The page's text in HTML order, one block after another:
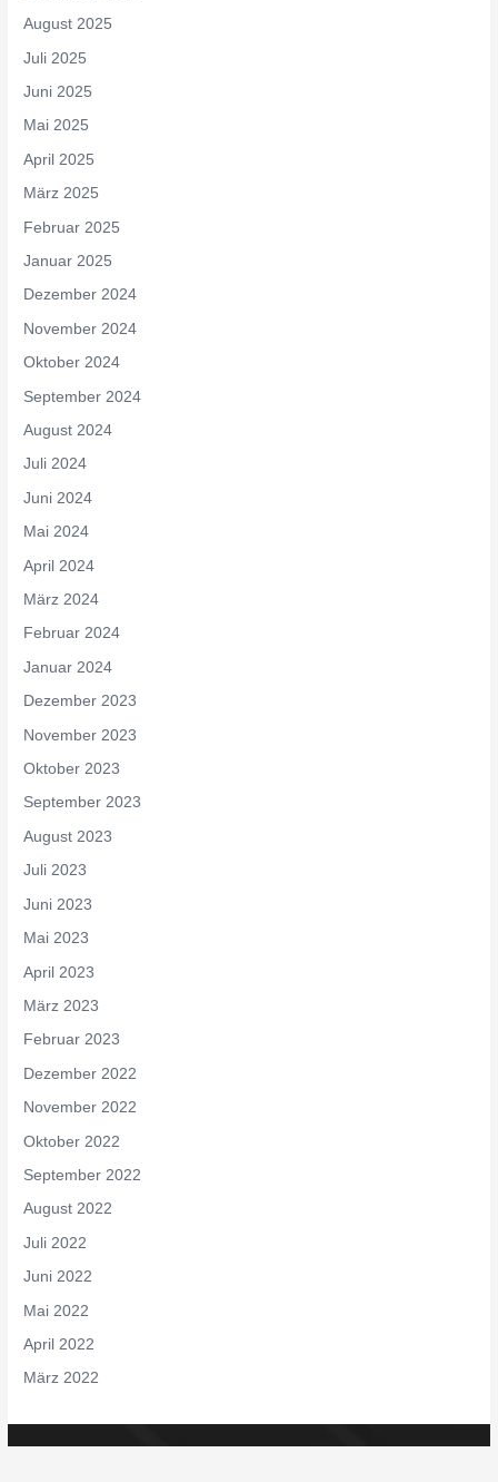
August 2025
Juli 2025
Juni 2025
Mai 2025
April 2025
März 2025
Februar 2025
Januar 2025
Dezember 2024
November 2024
Oktober 2024
September 2024
August 2024
Juli 2024
Juni 2024
Mai 2024
April 2024
März 2024
Februar 2024
Januar 2024
Dezember 2023
November 2023
Oktober 2023
September 2023
August 2023
Juli 2023
Juni 2023
Mai 2023
April 2023
März 2023
Februar 2023
Dezember 2022
November 2022
Oktober 2022
September 2022
August 2022
Juli 2022
Juni 2022
Mai 2022
April 2022
März 2022